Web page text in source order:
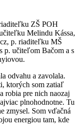
ZŠ POH
Melindu Kássa,
p. riaditeľku MŠ
p. učiteľom Bačom a s
odvahu a zavolala.
ktorých som zatiaľ
robia pre nich naozaj
plnohodnotne. Tu
zmysel. Som vďačná
energiou tam, kde